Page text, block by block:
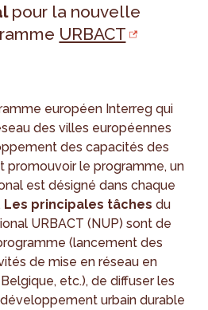
pour la nouvelle
URBACT
européen Interreg qui
des villes européennes
des capacités des
promouvoir le programme, un
est désigné dans chaque
Les principales tâchesdu
URBACT (NUP) sont de
(lancement des
de mise en réseau en
etc.), de diffuser les
urbain durable